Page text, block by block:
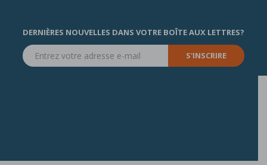
DERNIÈRES NOUVELLES DANS VOTRE BOÎTE AUX LETTRES?
S'INSCRIRE